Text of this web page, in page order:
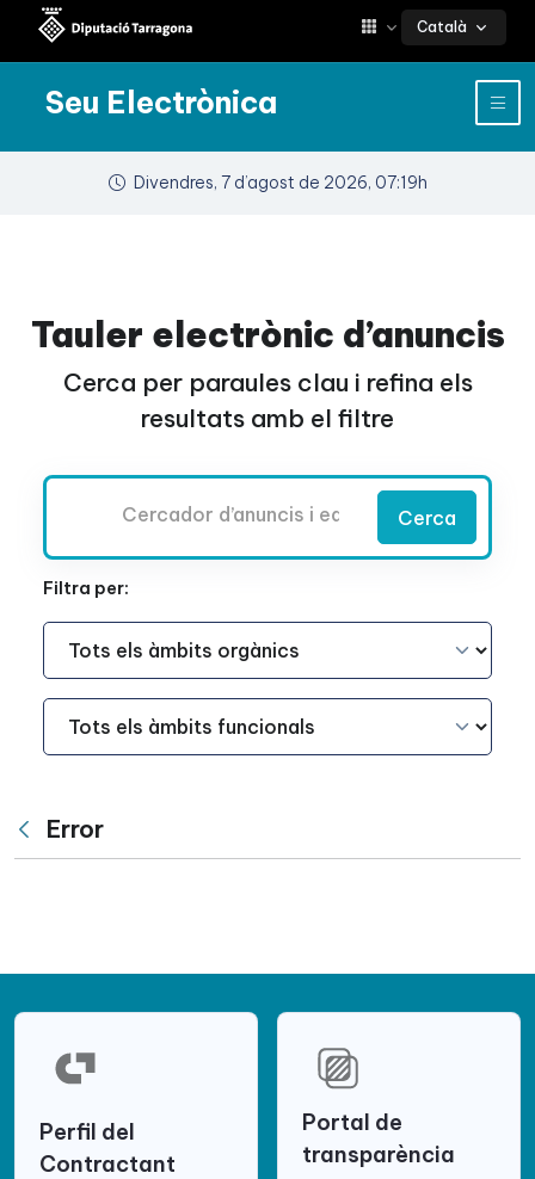
Català
Seu Electrònica
Divendres, 7 d’agost de 2026, 07:19h
Tauler electrònic d’anuncis
Cerca per paraules clau i refina els
resultats amb el filtre
Cerca
Filtra per:
Àmbit Funcional
Àmbit Funcional
Vés enrere
Error
Perfil del
Contractant
Portal de
transparència